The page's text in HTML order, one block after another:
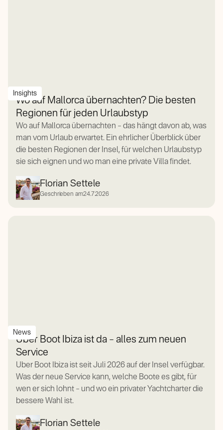
Insights
Wo auf Mallorca übernachten? Die besten
Regionen für jeden Urlaubstyp
Wo auf Mallorca übernachten – das hängt davon ab, was
man vom Urlaub erwartet. Ein ehrlicher Überblick über
die besten Regionen der Insel, für welchen Urlaubstyp
sie sich eignen und wo man eine private Villa findet.
Florian Settele
Geschrieben am24.7.2026
News
Uber Boot Ibiza ist da – alles zum neuen
Service
Uber Boot Ibiza ist seit Juli 2026 auf der Insel verfügbar.
Was der neue Service kann, welche Boote es gibt, für
wen er sich lohnt – und wo ein privater Yachtcharter die
bessere Wahl ist.
Florian Settele